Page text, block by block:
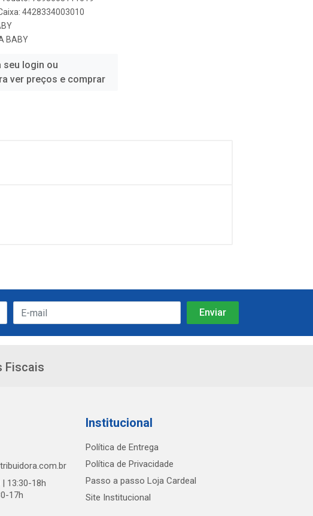
4428334003010
BABY
seu login ou
ver preços e comprar
Fiscais
| 13:30-18h
17h
Institucional
Política de Entrega
Política de Privacidade
Passo a passo Loja Cardeal
Site Institucional